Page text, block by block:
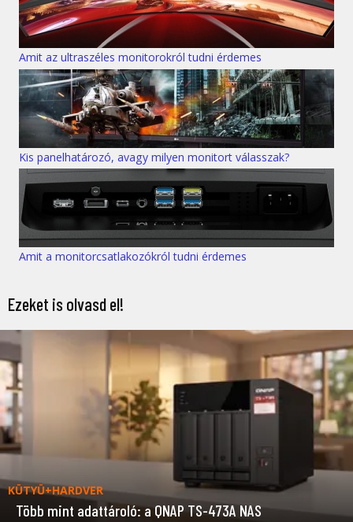
Amit az ultraszéles monitorokról tudni érdemes
Kis panelhatározó, avagy milyen monitort válasszak?
Amit a monitorcsatlakozókról tudni érdemes
Ezeket is olvasd el!
KÜTYÜ+HARDVER
Több mint adattároló: a QNAP TS-473A NAS